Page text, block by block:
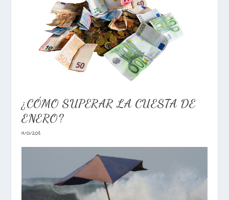
¿CÓMO SUPERAR LA CUESTA DE
ENERO?
17/01/2018